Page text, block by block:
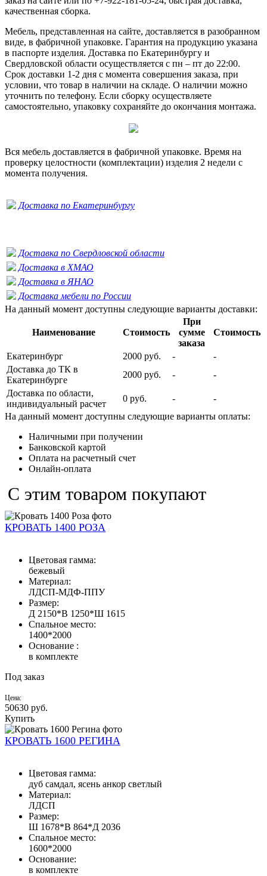
качественная сборка.
Мебель, представленная на сайте, доставляется в разобранном
виде, в фабричной упаковке. Гарантия на продукцию указана
в паспорте изделия. Доставка по Екатеринбургу и
Свердловской области осуществляется с пн – пт до 22:00.
Срок доставки 1-2 дня с момента совершения заказа, при
условии, что товар в наличии на складе. О наличии можно
уточнить по телефону. Если сборку осуществляете
самостоятельно, упаковку сохраняйте до окончания монтажа.
Вся мебель доставляется в фабричной упаковке. Время на
проверку целостности (комплектации) изделия 2 недели с
момента получения.
Доставка по Екатеринбургу
Доставка по Свердловской области
Доставка в ХМАО
Доставка в ЯНАО
Доставка мебели по России
На данный момент доступны следующие варианты доставки:
Наименование Стоимость
При
сумме
заказа
Стоимость
Екатеринбург 2000 руб. -
-
Доставка до ТК в
Екатеринбурге
2000 руб. -
-
Доставка по области,
индивидуальный расчет
0 руб. -
-
На данный момент доступны следующие варианты оплаты:
Наличными при получении
Банковской картой
Оплата на расчетный счет
Онлайн-оплата
С этим товаром покупают
КРОВАТЬ 1400 РОЗА
Цветовая гамма:
бежевый
Материал:
ЛДСП-МДФ-ППУ
Размер:
Д 2150*В 1250*Ш 1615
Спальное место:
1400*2000
Основание :
в комплекте
Под заказ
Цена:
50630 руб.
Купить
КРОВАТЬ 1600 РЕГИНА
Цветовая гамма:
дуб самдал, ясень анкор светлый
Материал:
ЛДСП
Размер:
Ш 1678*В 864*Д 2036
Спальное место:
1600*2000
Основание:
в комплекте